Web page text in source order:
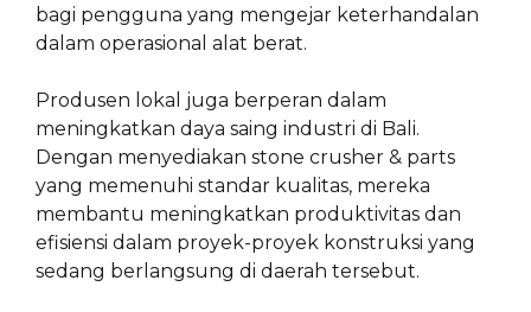
bagi pengguna yang mengejar keterhandalan
dalam operasional alat berat.
Produsen lokal juga berperan dalam
meningkatkan daya saing industri di Bali.
Dengan menyediakan stone crusher & parts
yang memenuhi standar kualitas, mereka
membantu meningkatkan produktivitas dan
efisiensi dalam proyek-proyek konstruksi yang
sedang berlangsung di daerah tersebut.